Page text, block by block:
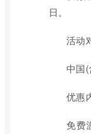
日。
活动
中国(
优惠
免费